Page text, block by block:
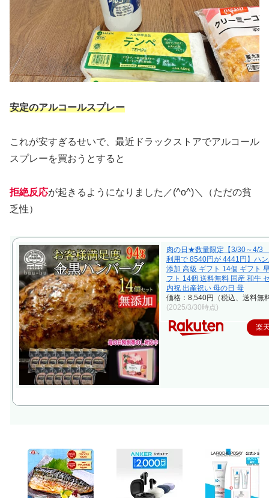
安定のアルコールスプレー
これが安すぎるせいで、最近ドラックストアでアルコール
スプレーを買おうとすると
拒絶反応が起きるようになりました／(^o^)＼（ただの貧
乏性）
肉の日★数量限定【3/30～4/
利用で 8540円が 4441円】ハ
添加 高級 ギフト 14個 ギフト
フト 14個 送料無料 国産 和牛
内祝 出産祝い 母の日 母
価格：8,540円（税込、送料無
(2025/3/30時点)
楽